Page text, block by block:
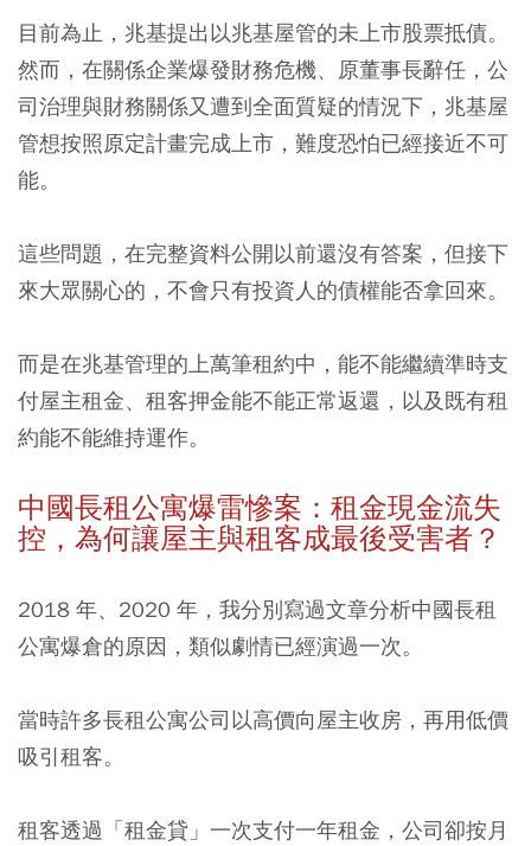
目前為止，兆基提出以兆基屋管的未上市股票抵債。
然而，在關係企業爆發財務危機、原董事長辭任，公
司治理與財務關係又遭到全面質疑的情況下，兆基屋
管想按照原定計畫完成上市，難度恐怕已經接近不可
能。
這些問題，在完整資料公開以前還沒有答案，但接下
來大眾關心的，不會只有投資人的債權能否拿回來。
而是在兆基管理的上萬筆租約中，能不能繼續準時支
付屋主租金、租客押金能不能正常返還，以及既有租
約能不能維持運作。
中國長租公寓爆雷慘案：租金現金流失
控，為何讓屋主與租客成最後受害者？
2018 年、2020 年，我分別寫過文章分析中國長租
公寓爆倉的原因，類似劇情已經演過一次。
當時許多長租公寓公司以高價向屋主收房，再用低價
吸引租客。
租客透過「租金貸」一次支付一年租金，公司卻按月